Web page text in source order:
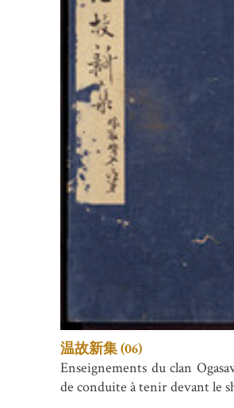
温故新集 (06)
Enseignements du clan
de conduite à tenir devant le